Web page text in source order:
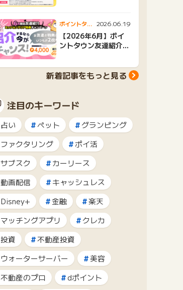
ポイントタウ
ンニュース
2026.06.19
【2026年6月】ポイ
ントタウン友達紹介キ
新着記事をもっと見る
注目のキーワード
占い ペット
グランピング
ファクタリング
ポイ活
サブスク
カーリース
動画配信
キャッシュレス
Disney+
金融
楽天
マッチングアプリ
クレカ
投資
不動産投資
ウォーターサーバー
美容
不動産のプロ
dポイント